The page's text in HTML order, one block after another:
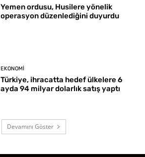
Yemen ordusu, Husilere yönelik
operasyon düzenlediğini duyurdu
EKONOMI
Türkiye, ihracatta hedef ülkelere 6
ayda 94 milyar dolarlık satış yaptı
Devamını Göster